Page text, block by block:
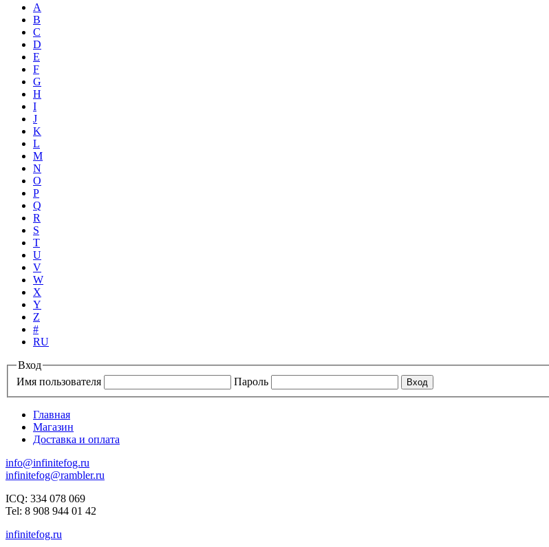
A
B
C
D
E
F
G
H
I
J
K
L
M
N
O
P
Q
R
S
T
U
V
W
X
Y
Z
#
RU
Вход
Имя пользователя
Пароль
Главная
Магазин
Доставка и оплата
info@infinitefog.ru
infinitefog@rambler.ru
ICQ: 334 078 069
Tel: 8 908 944 01 42
infinitefog.ru